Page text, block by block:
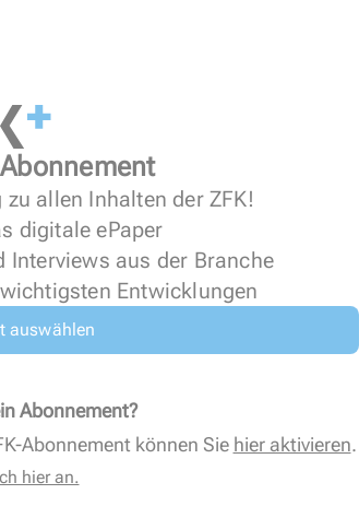
allen Inhalten der ZFK!
digitale ePaper
Interviews aus der Branche
Entwicklungen
auswählen
Abonnement?
Abonnement können Sie hier aktivieren.
hier an.